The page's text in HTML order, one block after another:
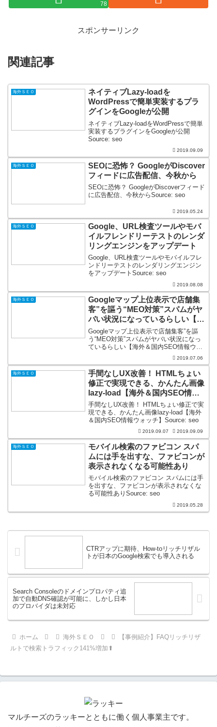
78
スポンサーリンク
関連記事
海外ＳＥＯ
ネイティブLazy-loadを
WordPressで簡単実装するプラ
グインをGoogleが公開
ネイティブLazy-loadをWordPressで簡単
実装するプラグインをGoogleが公開
Source: seo
2019.09.09
海外ＳＥＯ
SEOに恐怖？ GoogleがDiscover
フィードに広告配信、今秋から
SEOに恐怖？ GoogleがDiscoverフィード
に広告配信、今秋からSource: seo
2019.05.24
海外ＳＥＯ
Google、URL検査ツールやモバ
イルフレンドリーテストのレンダ
リングエンジンをアップデート
Google、URL検査ツールやモバイルフレ
ンドリーテストのレンダリングエンジン
をアップデートSource: seo
2019.08.08
海外ＳＥＯ
Googleマップ上位表示で店舗集
客”を謳う“MEO対策”スパムがヤ
バい状況になっているらしい【海
外＆国内SEO情報ウォッチ】
Googleマップ上位表示で店舗集客”を謳
う“MEO対策”スパムがヤバい状況になっ
ているらしい【海外＆国内SEO情報ウォ
2019.07.06
海外ＳＥＯ
手間なしUX改善！ HTMLちょい
修正で実現できる、かんたん画像
lazy-load【海外＆国内SEO情報
ウォッチ】
手間なしUX改善！ HTMLちょい修正で実
現できる、かんたん画像lazy-load【海外
＆国内SEO情報ウォッチ】Source: seo
2019.09.07 2019.09.09
海外ＳＥＯ
モバイル検索のファビコン スパ
ムには手を出すな、ファビコンが
表示されなくなる可能性あり
モバイル検索のファビコン スパムには手
を出すな、ファビコンが表示されなくな
る可能性ありSource: seo
2019.05.28
CTRアップに期待、How-toリッチリザル
トが日本のGoogle検索でも導入される
Search Consoleのドメインプロパティ追
加で自動DNS確認が可能に、しかし日本
のプロバイダは未対応
ホーム 海外ＳＥＯ
【事例紹介】FAQリッチリザ
ルトで検索トラフィック141%増加⬆
マルチーズのラッキーとともに働く個人事業主です。